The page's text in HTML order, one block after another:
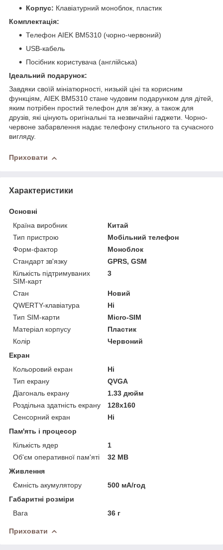
Корпус: Клавіатурний моноблок, пластик
Комплектація:
Телефон AIEK BM5310 (чорно-червоний)
USB-кабель
Посібник користувача (англійська)
Ідеальний подарунок:
Завдяки своїй мініатюрності, низькій ціні та корисним
функціям, AIEK BM5310 стане чудовим подарунком для дітей,
яким потрібен простий телефон для зв'язку, а також для
друзів, які цінують оригінальні та незвичайні гаджети. Чорно-
червоне забарвлення надає телефону стильного та сучасного
вигляду.
Приховати
Характеристики
Основні
Країна виробник
Китай
Тип пристрою
Мобільний телефон
Форм-фактор
Моноблок
Стандарт зв'язку
GPRS, GSM
Кількість підтримуваних
SIM-карт
3
Стан
Новий
QWERTY-клавіатура
Ні
Тип SIM-карти
Micro-SIM
Матеріал корпусу
Пластик
Колір
Червоний
Екран
Кольоровий екран
Ні
Тип екрану
QVGA
Діагональ екрану
1.33 дюйм
Роздільна здатність екрану
128x160
Сенсорний екран
Ні
Пам'ять і процесор
Кількість ядер
1
Об'єм оперативної пам'яті
32 MB
Живлення
Ємність акумулятору
500 мА/год
Габаритні розміри
Вага
36 г
Приховати